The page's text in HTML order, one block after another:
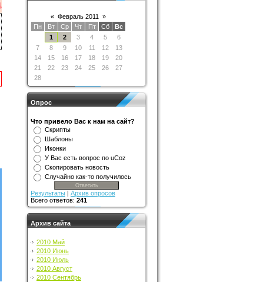
« Февраль 2011
»
Пн
Вт Ср Чт Пт Сб
Вс
1
2 3 4 5
6
7
8 9 10 11 12
13
14
15 16 17 18 19
20
21
22 23 24 25 26
27
28
Опрос
Что привело Вас к нам на сайт?
Скрипты
Шаблоны
Иконки
У Вас есть вопрос по uCoz
Скопировать новость
Случайно как-то получилось
Результаты | Архив опросов
Всего ответов: 241
Архив сайта
2010 Май
2010 Июнь
2010 Июль
2010 Август
2010 Сентябрь